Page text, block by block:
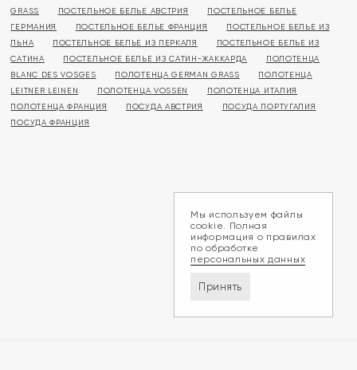
GRASS
ПОСТЕЛЬНОЕ БЕЛЬЕ АВСТРИЯ
ПОСТЕЛЬНОЕ БЕЛЬЕ
ГЕРМАНИЯ
ПОСТЕЛЬНОЕ БЕЛЬЕ ФРАНЦИЯ
ПОСТЕЛЬНОЕ БЕЛЬЕ ИЗ
ЛЬНА
ПОСТЕЛЬНОЕ БЕЛЬЕ ИЗ ПЕРКАЛЯ
ПОСТЕЛЬНОЕ БЕЛЬЕ ИЗ
САТИНА
ПОСТЕЛЬНОЕ БЕЛЬЕ ИЗ САТИН-ЖАККАРДА
ПОЛОТЕНЦА
BLANC DES VOSGES
ПОЛОТЕНЦА GERMAN GRASS
ПОЛОТЕНЦА
LEITNER LEINEN
ПОЛОТЕНЦА VOSSEN
ПОЛОТЕНЦА ИТАЛИЯ
ПОЛОТЕНЦА ФРАНЦИЯ
ПОСУДА АВСТРИЯ
ПОСУДА ПОРТУГАЛИЯ
ПОСУДА ФРАНЦИЯ
Мы используем файлы
cookie. Полная
информация о правилах
по обработке
персональных данных
Принять